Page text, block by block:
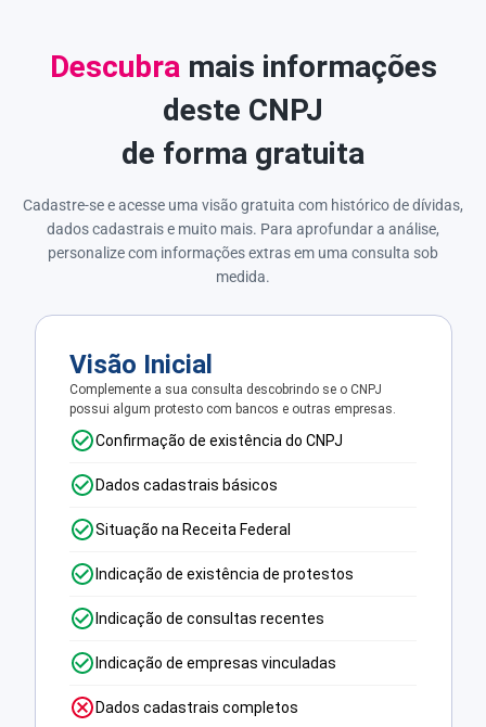
Descubra mais informações
deste CNPJ
de forma gratuita
Cadastre-se e acesse uma visão gratuita com histórico de dívidas,
dados cadastrais e muito mais. Para aprofundar a análise,
personalize com informações extras em uma consulta sob
medida.
Visão Inicial
Complemente a sua consulta descobrindo se o CNPJ
possui algum protesto com bancos e outras empresas.
Confirmação de existência do CNPJ
Dados cadastrais básicos
Situação na Receita Federal
Indicação de existência de protestos
Indicação de consultas recentes
Indicação de empresas vinculadas
Dados cadastrais completos